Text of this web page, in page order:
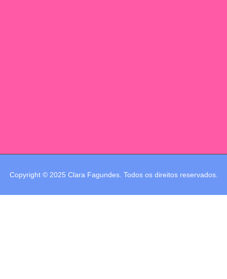
Copyright © 2025 Clara Fagundes. Todos os direitos reservados.